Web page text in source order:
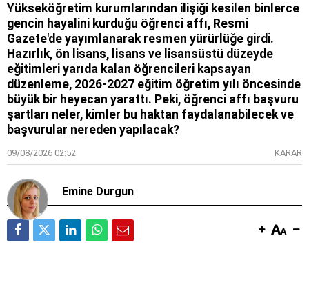
Yükseköğretim kurumlarından ilişiği kesilen binlerce
gencin hayalini kurduğu öğrenci affı, Resmi
Gazete'de yayımlanarak resmen yürürlüğe girdi.
Hazırlık, ön lisans, lisans ve lisansüstü düzeyde
eğitimleri yarıda kalan öğrencileri kapsayan
düzenleme, 2026-2027 eğitim öğretim yılı öncesinde
büyük bir heyecan yarattı. Peki, öğrenci affı başvuru
şartları neler, kimler bu haktan faydalanabilecek ve
başvurular nereden yapılacak?
09/08/2026 02:52 KARAR
Emine Durgun